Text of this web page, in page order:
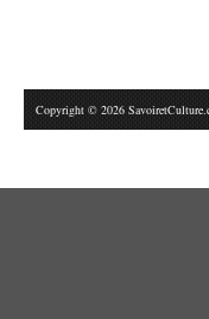
Copyright © 2026